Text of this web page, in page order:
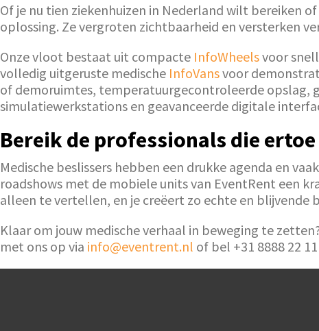
Of je nu tien ziekenhuizen in Nederland wilt bereiken
oplossing. Ze vergroten zichtbaarheid en versterken
Onze vloot bestaat uit compacte InfoWheelsvoor
volledig uitgeruste medische InfoVansvoor
of demoruimtes, temperatuurgecontroleerde opslag,
simulatiewerkstations en geavanceerde digitale
Bereik de professionals die ertoe
Medische beslissers hebben een drukke agenda en
roadshows met de mobiele units van EventRent een
alleen te vertellen, en je creëert zo echte en
Klaar om jouw medische verhaal in beweging te
met ons op via info@eventrent.nl of bel +31 8888 22